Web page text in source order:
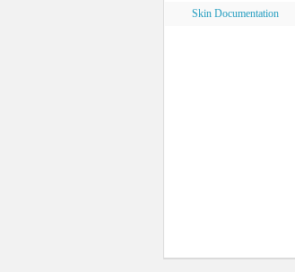
Skin Documentation